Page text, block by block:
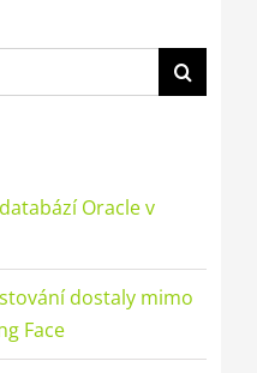
Oracle v
dostaly mimo
Face